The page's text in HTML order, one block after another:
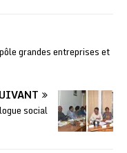
grandes entreprises et
social